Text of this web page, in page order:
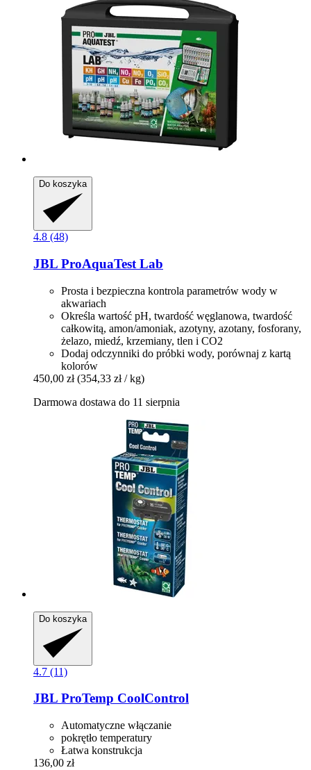
Do koszyka
4.8 (48)
JBL ProAquaTest Lab
Prosta i bezpieczna kontrola parametrów wody w
akwariach
Określa wartość pH, twardość węglanowa, twardość
całkowitą, amon/amoniak, azotyny, azotany, fosforany,
żelazo, miedź, krzemiany, tlen i CO2
Dodaj odczynniki do próbki wody, porównaj z kartą
kolorów
450,00 zł (354,33 zł / kg)
Darmowa dostawa do 11 sierpnia
Do koszyka
4.7 (11)
JBL ProTemp CoolControl
Automatyczne włączanie
pokrętło temperatury
Łatwa konstrukcja
136,00 zł